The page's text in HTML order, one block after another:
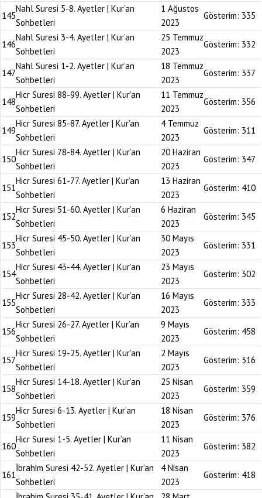
145
Nahl Suresi 5-8. Ayetler | Kur’an
Sohbetleri
1 Ağustos
2023
Gösterim: 335
146
Nahl Suresi 3-4. Ayetler | Kur’an
Sohbetleri
25 Temmuz
2023
Gösterim: 332
147
Nahl Suresi 1-2. Ayetler | Kur’an
Sohbetleri
18 Temmuz
2023
Gösterim: 337
148
Hicr Suresi 88-99. Ayetler | Kur’an
Sohbetleri
11 Temmuz
2023
Gösterim: 356
149
Hicr Suresi 85-87. Ayetler | Kur’an
Sohbetleri
4 Temmuz
2023
Gösterim: 311
150
Hicr Suresi 78-84. Ayetler | Kur’an
Sohbetleri
20 Haziran
2023
Gösterim: 347
151
Hicr Suresi 61-77. Ayetler | Kur’an
Sohbetleri
13 Haziran
2023
Gösterim: 410
152
Hicr Suresi 51-60. Ayetler | Kur’an
Sohbetleri
6 Haziran
2023
Gösterim: 345
153
Hicr Suresi 45-50. Ayetler | Kur’an
Sohbetleri
30 Mayıs
2023
Gösterim: 331
154
Hicr Suresi 43-44. Ayetler | Kur’an
Sohbetleri
23 Mayıs
2023
Gösterim: 302
155
Hicr Suresi 28-42. Ayetler | Kur’an
Sohbetleri
16 Mayıs
2023
Gösterim: 333
156
Hicr Suresi 26-27. Ayetler | Kur’an
Sohbetleri
9 Mayıs
2023
Gösterim: 458
157
Hicr Suresi 19-25. Ayetler | Kur’an
Sohbetleri
2 Mayıs
2023
Gösterim: 316
158
Hicr Suresi 14-18. Ayetler | Kur’an
Sohbetleri
25 Nisan
2023
Gösterim: 359
159
Hicr Suresi 6-13. Ayetler | Kur’an
Sohbetleri
18 Nisan
2023
Gösterim: 376
160
Hicr Suresi 1-5. Ayetler | Kur’an
Sohbetleri
11 Nisan
2023
Gösterim: 382
161
İbrahim Suresi 42-52. Ayetler | Kur’an
Sohbetleri
4 Nisan
2023
Gösterim: 418